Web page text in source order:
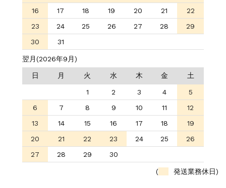
16
17 18 19 20 21
22
23
24 25 26 27 28
29
30
31
翌月(2026年9月)
日 月 火 水 木 金 土
1 2 3 4
5
6
7 8 9 10 11
12
13
14 15 16 17 18
19
20
21 22 23 24 25
26
27
28 29 30
( 発送業務休日)